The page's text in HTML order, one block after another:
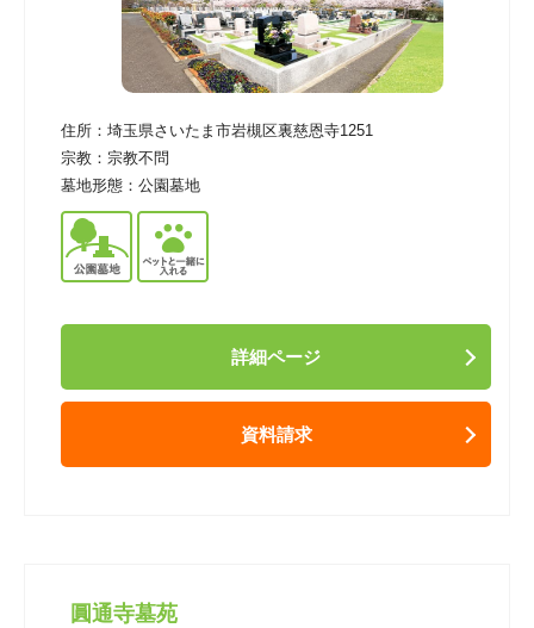
住所： 埼玉県さいたま市岩槻区裏慈恩寺1251
宗教： 宗教不問
墓地形態： 公園墓地
詳細ページ
資料請求
圓通寺墓苑